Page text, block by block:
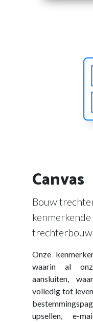
Canvas
Bouw
Onze
waarin al
aansluiten,
volledig tot
upsellen, e-